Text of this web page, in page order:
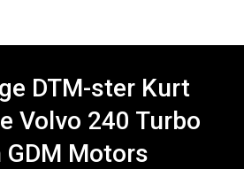
DTM-ster Kurt
Volvo 240 Turbo
GDM Motors